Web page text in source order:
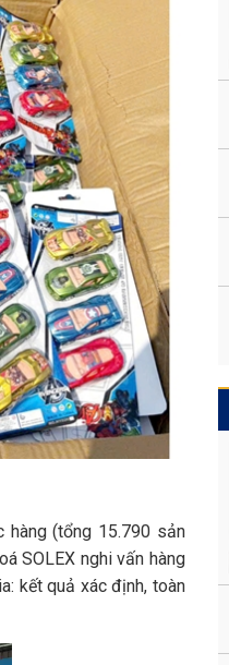
hàng (tổng 15.790 sản
SOLEX nghi vấn hàng
kết quả xác định, toàn